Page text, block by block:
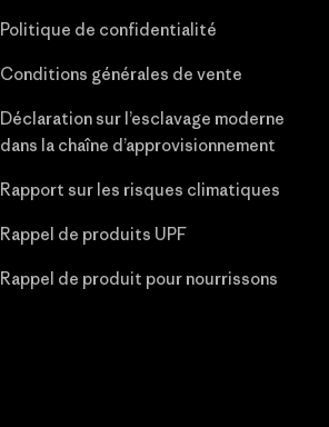
Politique de confidentialité
Conditions générales de vente
Déclaration sur l’esclavage moderne
dans la chaîne d’approvisionnement
Rapport sur les risques climatiques
Rappel de produits UPF
Rappel de produit pour nourrissons